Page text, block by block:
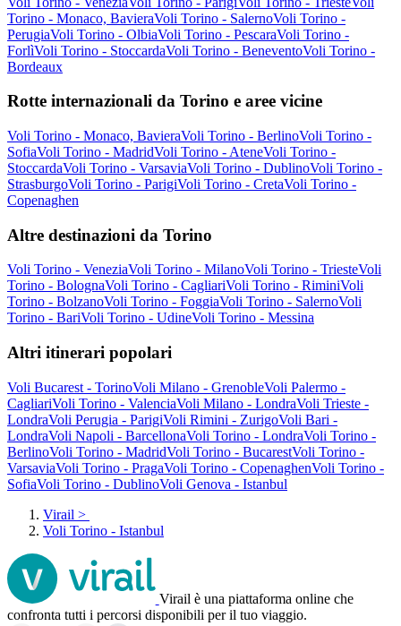
Torino - Monaco, BavieraVoli Torino - SalernoVoli Torino -
PerugiaVoli Torino - OlbiaVoli Torino - PescaraVoli Torino -
ForlìVoli Torino - StoccardaVoli Torino - BeneventoVoli Torino -
Bordeaux
Rotte internazionali da Torino e aree vicine
Voli Torino - Monaco, BavieraVoli Torino - BerlinoVoli Torino -
SofiaVoli Torino - MadridVoli Torino - AteneVoli Torino -
StoccardaVoli Torino - VarsaviaVoli Torino - DublinoVoli Torino -
StrasburgoVoli Torino - ParigiVoli Torino - CretaVoli Torino -
Copenaghen
Altre destinazioni da Torino
Voli Torino - VeneziaVoli Torino - MilanoVoli Torino - TriesteVoli
Torino - BolognaVoli Torino - CagliariVoli Torino - RiminiVoli
Torino - BolzanoVoli Torino - FoggiaVoli Torino - SalernoVoli
Torino - BariVoli Torino - UdineVoli Torino - Messina
Altri itinerari popolari
Voli Bucarest - TorinoVoli Milano - GrenobleVoli Palermo -
CagliariVoli Torino - ValenciaVoli Milano - LondraVoli Trieste -
LondraVoli Perugia - ParigiVoli Rimini - ZurigoVoli Bari -
LondraVoli Napoli - BarcellonaVoli Torino - LondraVoli Torino -
BerlinoVoli Torino - MadridVoli Torino - BucarestVoli Torino -
VarsaviaVoli Torino - PragaVoli Torino - CopenaghenVoli Torino -
SofiaVoli Torino - DublinoVoli Genova - Istanbul
Virail >
Voli Torino - Istanbul
Virail è una piattaforma online che
confronta tutti i percorsi disponibili per il tuo viaggio.